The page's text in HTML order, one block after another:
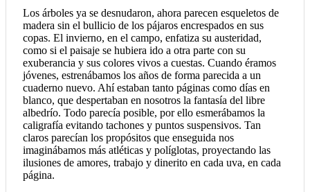
Los árboles ya se desnudaron, ahora parecen esqueletos de
madera sin el bullicio de los pájaros encrespados en sus
copas. El invierno, en el campo, enfatiza su austeridad,
como si el paisaje se hubiera ido a otra parte con su
exuberancia y sus colores vivos a cuestas. Cuando éramos
jóvenes, estrenábamos los años de forma parecida a un
cuaderno nuevo. Ahí estaban tanto páginas como días en
blanco, que despertaban en nosotros la fantasía del libre
albedrío. Todo parecía posible, por ello esmerábamos la
caligrafía evitando tachones y puntos suspensivos. Tan
claros parecían los propósitos que enseguida nos
imaginábamos más atléticas y políglotas, proyectando las
ilusiones de amores, trabajo y dinerito en cada uva, en cada
página.